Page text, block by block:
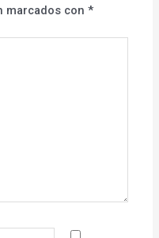
marcados con*